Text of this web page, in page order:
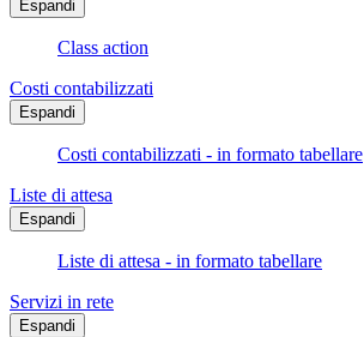
Espandi
Class action
Costi contabilizzati
Espandi
Costi contabilizzati - in formato tabellare
Liste di attesa
Espandi
Liste di attesa - in formato tabellare
Servizi in rete
Espandi